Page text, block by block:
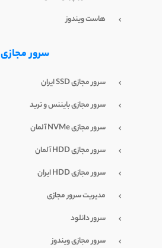
هاست ویندوز
سرور مجازی
سرور مجازی SSD ایران
سرور مجازی بایننس و ترید
سرور مجازی NVMe آلمان
سرور مجازی HDD آلمان
سرور مجازی HDD ایران
مدیریت سرور مجازی
سرور دانلود
سرور مجازی ویندوز